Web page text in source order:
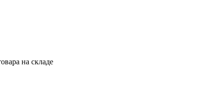
на складе